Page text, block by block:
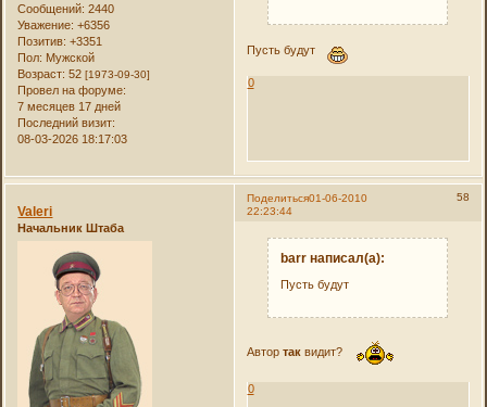
Сообщений: 2440
Уважение: +6356
Позитив: +3351
Пол: Мужской
Возраст: 52[1973-09-30]
Провел на форуме:
7 месяцев 17 дней
Последний визит:
08-03-2026 18:17:03
Пусть будут
0
Поделиться 58
01-06-2010
22:23:44
Valeri
Начальник Штаба
barr написал(а):
Пусть будут
Автор таквидит?
0